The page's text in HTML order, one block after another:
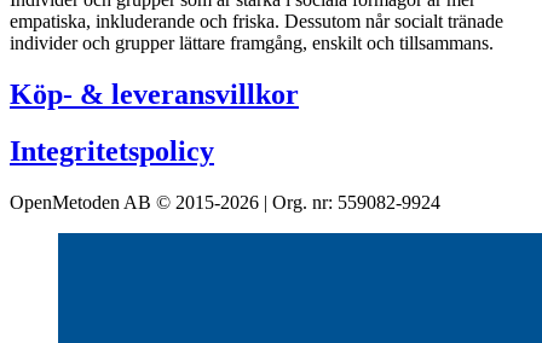
empatiska, inkluderande och friska. Dessutom når socialt tränade
individer och grupper lättare framgång, enskilt och tillsammans.
Köp- & leveransvillkor
Integritetspolicy
OpenMetoden AB © 2015-2026 | Org. nr: 559082-9924